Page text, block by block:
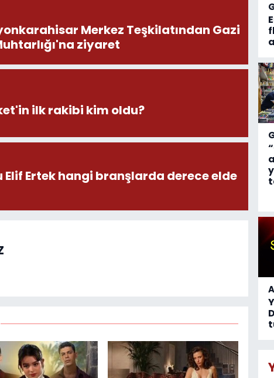
Merkez Teşkilatından Gazi
ziyaret
ilk rakibi kim oldu?
Elif Ertek hangi branşlarda derece elde